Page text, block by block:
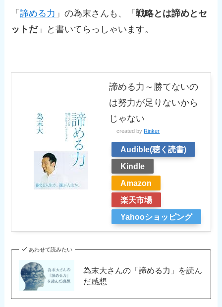
「諦める力 」の為末さんも、「戦略とは諦めとセ
ットだ」と書いてらっしゃいます。
諦める力～勝てないの
は努力が足りないから
じゃない
created by Rinker
Audible(聴く読書)
Kindle
Amazon
楽天市場
Yahooショッピング
あわせて読みたい
為末大さんの「諦める力」を読ん
だ感想